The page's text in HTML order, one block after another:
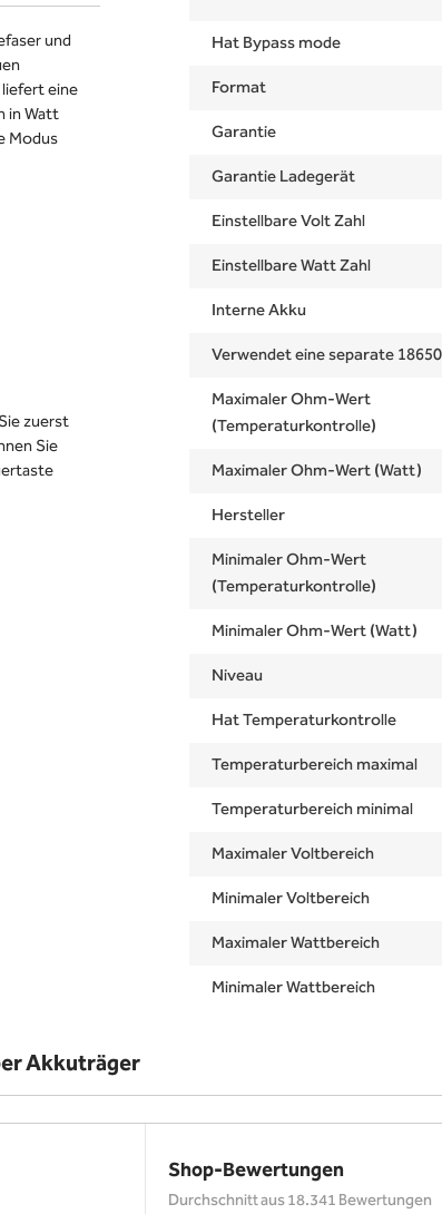
und
eine
in Watt
Modus
zuerst
Sie
Hat Bypass mode
Format
Garantie
Garantie Ladegerät
Einstellbare Volt Zahl
Einstellbare Watt Zahl
Interne Akku
Verwendet eine separate
Maximaler Ohm-Wert
(Temperaturkontrolle)
Maximaler Ohm-Wert (Watt)
Hersteller
Minimaler Ohm-Wert
(Temperaturkontrolle)
Minimaler Ohm-Wert (Watt)
Niveau
Hat Temperaturkontrolle
Temperaturbereich maximal
Temperaturbereich minimal
Maximaler Voltbereich
Minimaler Voltbereich
Maximaler Wattbereich
Minimaler Wattbereich
Akkuträger
Shop-Bewertungen
Durchschnitt aus 18.341 Bewertungen